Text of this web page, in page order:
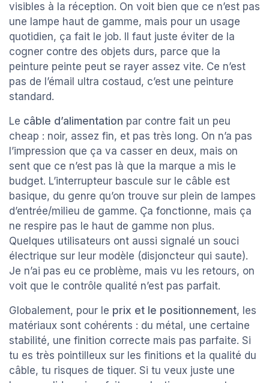
visibles à la réception. On voit bien que ce n’est pas
une lampe haut de gamme, mais pour un usage
quotidien, ça fait le job. Il faut juste éviter de la
cogner contre des objets durs, parce que la
peinture peinte peut se rayer assez vite. Ce n’est
pas de l’émail ultra costaud, c’est une peinture
standard.
Le câble d’alimentation par contre fait un peu
cheap : noir, assez fin, et pas très long. On n’a pas
l’impression que ça va casser en deux, mais on
sent que ce n’est pas là que la marque a mis le
budget. L’interrupteur bascule sur le câble est
basique, du genre qu’on trouve sur plein de lampes
d’entrée/milieu de gamme. Ça fonctionne, mais ça
ne respire pas le haut de gamme non plus.
Quelques utilisateurs ont aussi signalé un souci
électrique sur leur modèle (disjoncteur qui saute).
Je n’ai pas eu ce problème, mais vu les retours, on
voit que le contrôle qualité n’est pas parfait.
Globalement, pour le prix et le positionnement, les
matériaux sont cohérents : du métal, une certaine
stabilité, une finition correcte mais pas parfaite. Si
tu es très pointilleux sur les finitions et la qualité du
câble, tu risques de tiquer. Si tu veux juste une